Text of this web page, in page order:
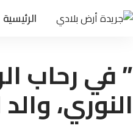
الرئيسية
” في رحاب
النوري،